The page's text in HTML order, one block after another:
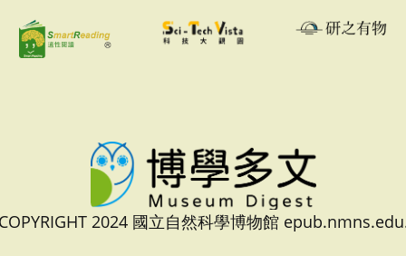
2024 國立自然科學博物館